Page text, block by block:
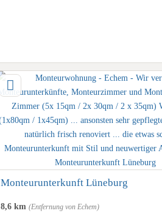
Monteurunterkunft Lüneburg
8,6 km (Entfernung von Echem)